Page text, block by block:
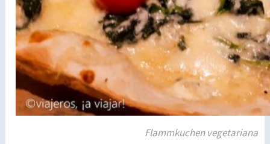
Flammkuchen vegetariana